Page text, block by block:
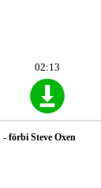
02:13
- förbi Steve Oxen